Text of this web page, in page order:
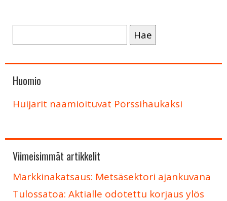
Huomio
Huijarit naamioituvat Pörssihaukaksi
Viimeisimmät artikkelit
Markkinakatsaus: Metsäsektori ajankuvana
Tulossatoa: Aktialle odotettu korjaus ylös